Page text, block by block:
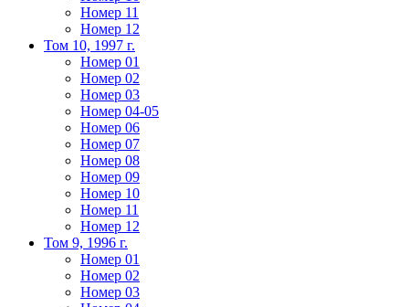
Номер 11
Номер 12
Том 10, 1997 г.
Номер 01
Номер 02
Номер 03
Номер 04-05
Номер 06
Номер 07
Номер 08
Номер 09
Номер 10
Номер 11
Номер 12
Том 9, 1996 г.
Номер 01
Номер 02
Номер 03